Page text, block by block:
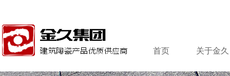
首页 关于金久